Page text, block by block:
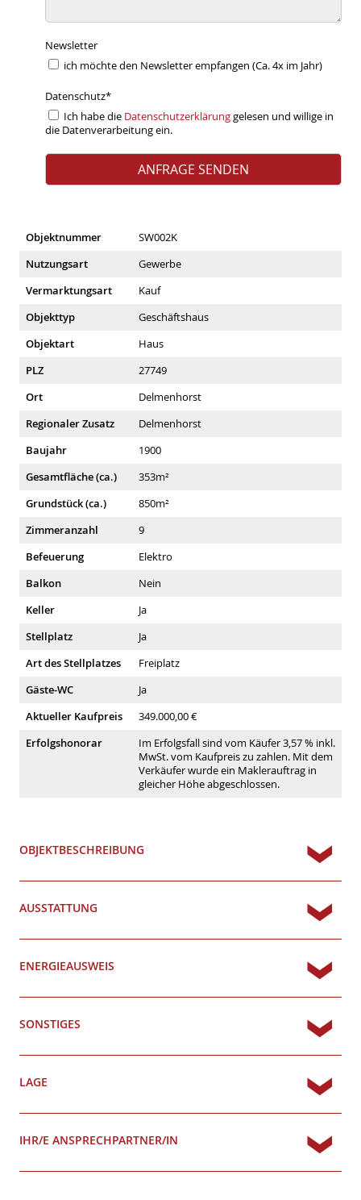
Newsletter
ich möchte den Newsletter empfangen (Ca. 4x im Jahr)
Datenschutz*
Ich habe die Datenschutzerklärunggelesen und willige in
die Datenverarbeitung ein.
Objektnummer
SW002K
Nutzungsart
Gewerbe
Vermarktungsart
Kauf
Objekttyp
Geschäftshaus
Objektart
Haus
PLZ
27749
Ort
Delmenhorst
Regionaler Zusatz
Delmenhorst
Baujahr
1900
Gesamtfläche (ca.)
353m²
Grundstück (ca.)
850m²
Zimmeranzahl
9
Befeuerung
Elektro
Balkon
Nein
Keller
Ja
Stellplatz
Ja
Art des Stellplatzes
Freiplatz
Gäste-WC
Ja
Aktueller Kaufpreis
349.000,00 €
Erfolgshonorar
Im Erfolgsfall sind vom Käufer 3,57 % inkl.
MwSt. vom Kaufpreis zu zahlen. Mit dem
Verkäufer wurde ein Maklerauftrag in
gleicher Höhe abgeschlossen.
OBJEKTBESCHREIBUNG
AUSSTATTUNG
ENERGIEAUSWEIS
SONSTIGES
LAGE
IHR/E ANSPRECHPARTNER/IN